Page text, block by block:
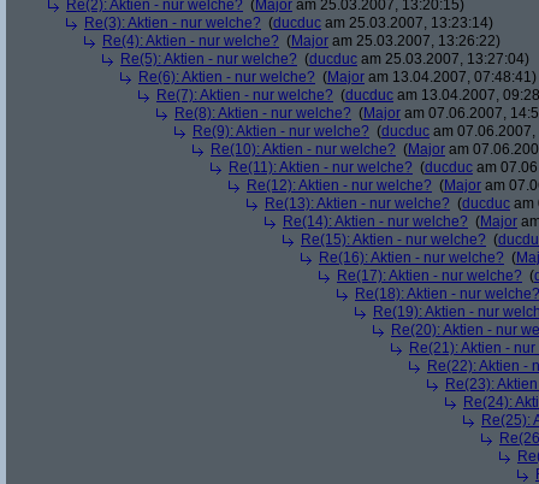
Re(2): Aktien - nur welche? (Major am 25.03.2007, 13:20:15)
Re(3): Aktien - nur welche? (ducduc am 25.03.2007, 13:23:14)
Re(4): Aktien - nur welche? (Major am 25.03.2007, 13:26:22)
Re(5): Aktien - nur welche? (ducduc am 25.03.2007, 13:27:04)
Re(6): Aktien - nur welche? (Major am 13.04.2007, 07:48:41)
Re(7): Aktien - nur welche? (ducduc am 13.04.2007,
Re(8): Aktien - nur welche? (Major am 07.06.2007,
Re(9): Aktien - nur welche? (ducduc am
Re(10): Aktien - nur welche? (Major am
Re(11): Aktien - nur welche? (ducduc am
Re(12): Aktien - nur welche? (Major am
Re(13): Aktien - nur welche? (ducduc am
Re(14): Aktien - nur welche? (Major
Re(15): Aktien - nur welche? (
Re(16): Aktien - nur welche? (
Re(17): Aktien - nur welche? (
Re(18): Aktien - nur welche?
Re(19): Aktien - nur
Re(20): Aktien - nur
Re(21): Aktien -
Re(22): Aktien -
Re(23):
Re(24):
Re(25):